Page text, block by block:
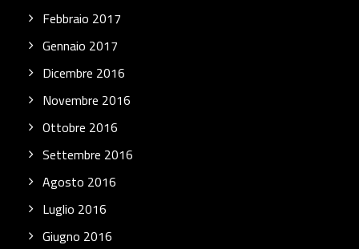
Febbraio 2017
Gennaio 2017
Dicembre 2016
Novembre 2016
Ottobre 2016
Settembre 2016
Agosto 2016
Luglio 2016
Giugno 2016